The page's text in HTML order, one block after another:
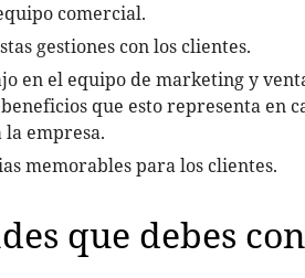
comercial.
gestiones con los clientes.
en el equipo de marketing y
que esto representa en
la empresa.
memorables para los clientes.
que debes